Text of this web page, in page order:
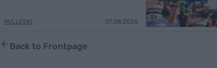
RULLESKI 07.08.2026
Back to Frontpage